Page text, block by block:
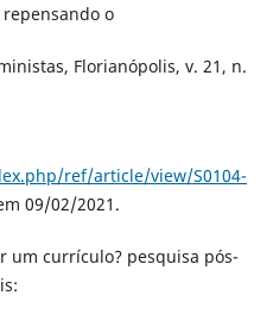
o
Florianópolis, v. 21, n.
ref/article/view/S0104-
09/02/2021.
um currículo? pesquisa pós-